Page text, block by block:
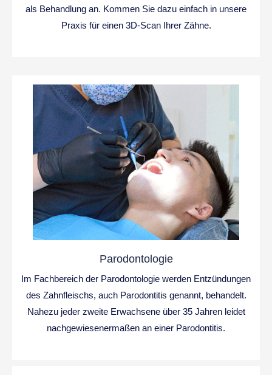
als Behandlung an. Kommen Sie dazu einfach in unsere
Praxis für einen 3D-Scan Ihrer Zähne.
Parodontologie
Im Fachbereich der Parodontologie werden Entzündungen
des Zahnfleischs, auch Parodontitis genannt, behandelt.
Nahezu jeder zweite Erwachsene über 35 Jahren leidet
nachgewiesenermaßen an einer Parodontitis.